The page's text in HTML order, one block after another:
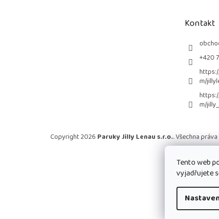
Tento web
vyjadřujete
Kontakt
+420
m/
m/
Copyright 2026 Paruky Jilly Lenau s.r.o.. Všechna